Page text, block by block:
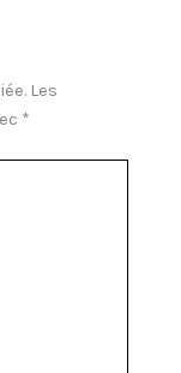
Les
*